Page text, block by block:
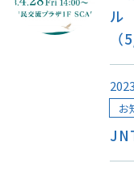
お気に入り
お